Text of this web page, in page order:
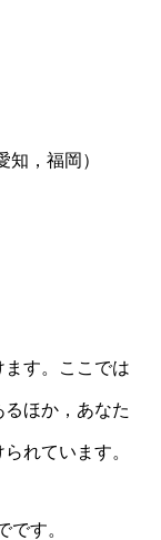
，福岡）
す。ここでは
ほか，あなた
れています。
です。